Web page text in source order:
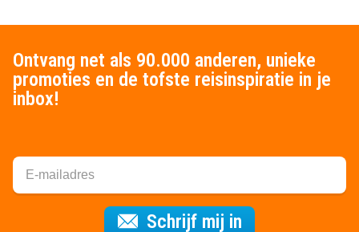
Ontvang net als 90.000 anderen, unieke
promoties en de tofste reisinspiratie in je
inbox!
Schrijf mij in